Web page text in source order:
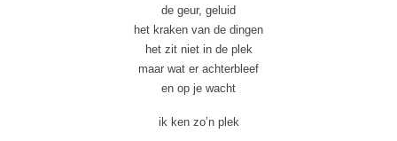
de geur, geluid
het kraken van de dingen
het zit niet in de plek
maar wat er achterbleef
en op je wacht
ik ken zo’n plek